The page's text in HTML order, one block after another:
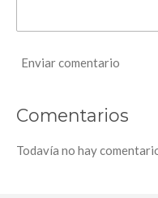
Enviar comentario
Comentarios
Todavía no hay